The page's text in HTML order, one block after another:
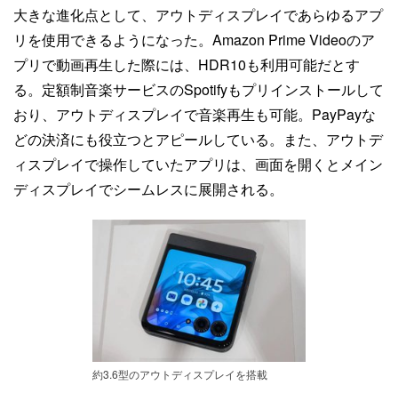
大きな進化点として、アウトディスプレイであらゆるアプ
リを使用できるようになった。Amazon Prime Videoのア
プリで動画再生した際には、HDR10も利用可能だとす
る。定額制音楽サービスのSpotifyもプリインストールして
おり、アウトディスプレイで音楽再生も可能。PayPayな
どの決済にも役立つとアピールしている。また、アウトデ
ィスプレイで操作していたアプリは、画面を開くとメイン
ディスプレイでシームレスに展開される。
約3.6型のアウトディスプレイを搭載